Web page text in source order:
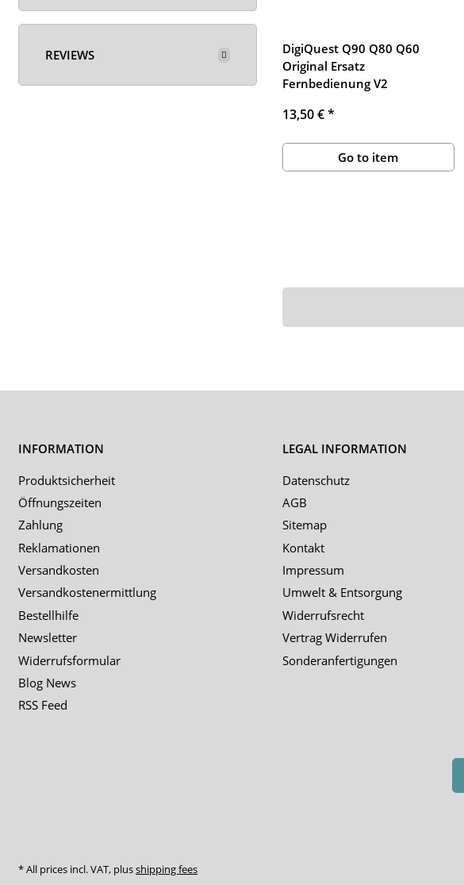
DigiQuest Q90 Q80 Q60
Original Ersatz
Fernbedienung V2
13,50 €*
Go to item
REVIEWS
INFORMATION
Produktsicherheit
Öffnungszeiten
Zahlung
Reklamationen
Versandkosten
Versandkostenermittlung
Bestellhilfe
Newsletter
Widerrufsformular
Blog News
RSS Feed
LEGAL INFORMATION
Datenschutz
AGB
Sitemap
Kontakt
Impressum
Umwelt & Entsorgung
Widerrufsrecht
Vertrag Widerrufen
Sonderanfertigungen
* All prices incl. VAT, plusshipping fees